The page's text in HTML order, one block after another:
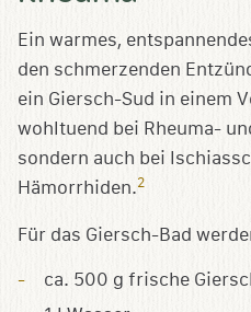
Ein warmes,
den schmerzenden
ein Giersch-Sud in einem
wohltuend bei Rheuma-
sondern auch bei
Hämorrhiden.2
Für das Giersch-Bad
ca. 500 g frische